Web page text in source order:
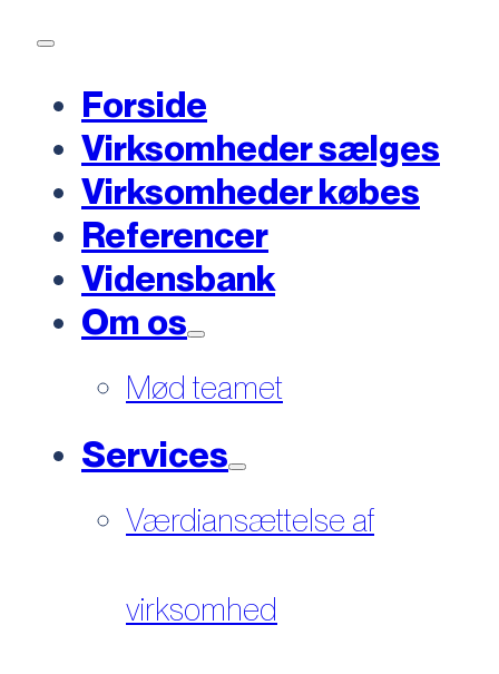
Forside
Virksomheder sælges
Virksomheder købes
Referencer
Vidensbank
Om os
Mød teamet
Services
Værdiansættelse af
virksomhed